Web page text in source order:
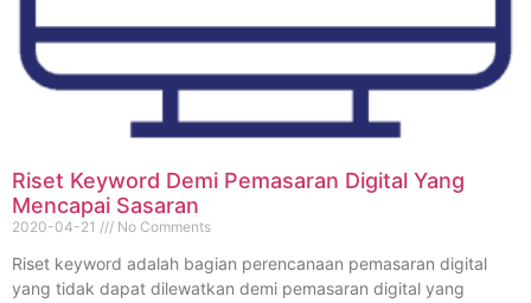
Riset Keyword Demi Pemasaran Digital Yang
Mencapai Sasaran
2020-04-21 No Comments
Riset keyword adalah bagian perencanaan pemasaran digital
yang tidak dapat dilewatkan demi pemasaran digital yang